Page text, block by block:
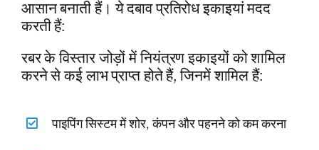
आसान बनाती हैं। ये दबाव प्रतिरोध इकाइयां मदद
करती हैं:
रबर के विस्तार जोड़ों में नियंत्रण इकाइयों को शामिल
करने से कई लाभ प्राप्त होते हैं, जिनमें शामिल हैं:
पाइपिंग सिस्टम में शोर, कंपन और पहनने को कम करना